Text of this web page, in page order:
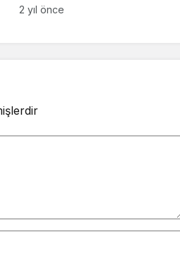
Tarifesi Açıklandı
2 yıl önce